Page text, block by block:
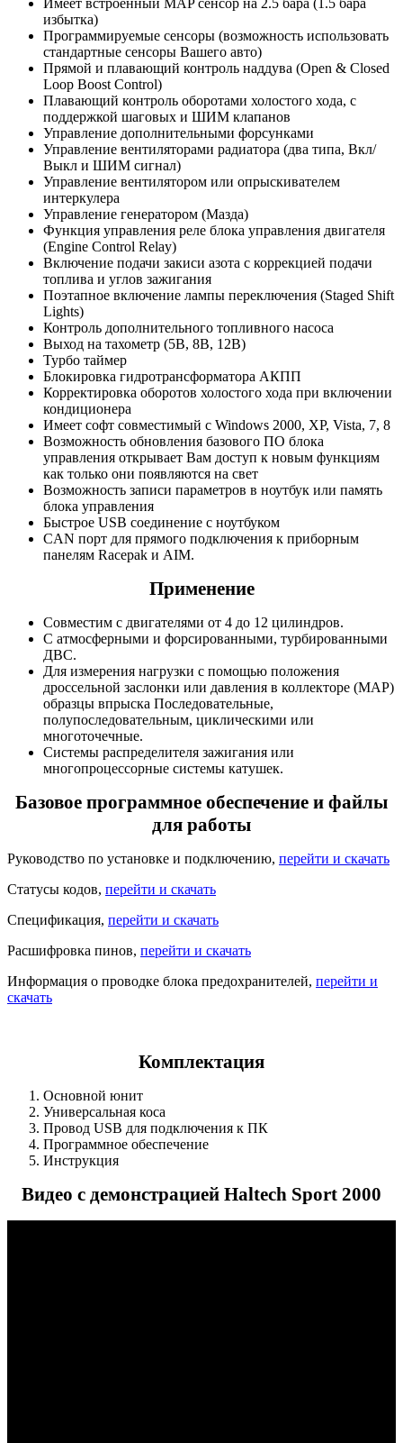
избытка)
Программируемые сенсоры (возможность использовать
стандартные сенсоры Вашего авто)
Прямой и плавающий контроль наддува (Open & Closed
Loop Boost Control)
Плавающий контроль оборотами холостого хода, с
поддержкой шаговых и ШИМ клапанов
Управление дополнительными форсунками
Управление вентиляторами радиатора (два типа, Вкл/
Выкл и ШИМ сигнал)
Управление вентилятором или опрыскивателем
интеркулера
Управление генератором (Мазда)
Функция управления реле блока управления двигателя
(Engine Control Relay)
Включение подачи закиси азота с коррекцией подачи
топлива и углов зажигания
Поэтапное включение лампы переключения (Staged Shift
Lights)
Контроль дополнительного топливного насоса
Выход на тахометр (5В, 8В, 12В)
Турбо таймер
Блокировка гидротрансформатора АКПП
Корректировка оборотов холостого хода при включении
кондиционера
Имеет софт совместимый с Windows 2000, XP, Vista, 7, 8
Возможность обновления базового ПО блока
управления открывает Вам доступ к новым функциям
как только они появляются на свет
Возможность записи параметров в ноутбук или память
блока управления
Быстрое USB соединение с ноутбуком
CAN порт для прямого подключения к приборным
панелям Racepak и AIM.
Применение
Совместим с двигателями от 4 до 12 цилиндров.
С атмосферными и форсированными, турбированными
ДВС.
Для измерения нагрузки с помощью положения
дроссельной заслонки или давления в коллекторе (MAP)
образцы впрыска Последовательные,
полупоследовательным, циклическими или
многоточечные.
Системы распределителя зажигания или
многопроцессорные системы катушек.
Базовое программное обеспечение и файлы
для работы
Руководство по установке и подключению, перейти и скачать
Статусы кодов, перейти и скачать
Спецификация, перейти и скачать
Расшифровка пинов, перейти и скачать
Информация о проводке блока предохранителей, перейти и
скачать
Комплектация
Основной юнит
Универсальная коса
Провод USB для подключения к ПК
Программное обеспечение
Инструкция
Видео с демонстрацией Haltech Sport 2000